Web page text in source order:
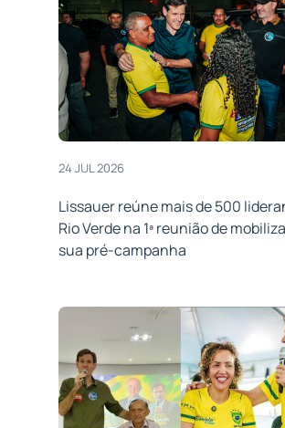
24 JUL 2026
Lissauer reúne mais de 500
Rio Verde na 1ª reunião de
sua pré-campanha